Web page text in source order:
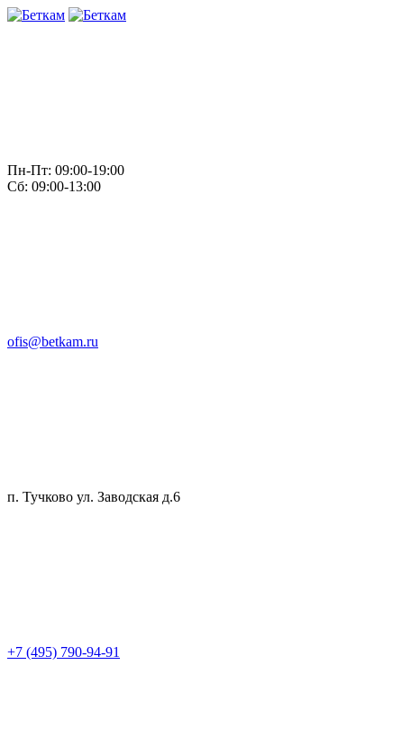
Пн-Пт: 09:00-19:00
Сб: 09:00-13:00
ofis@betkam.ru
п. Тучково ул. Заводская д.6
+7 (495) 790-94-91